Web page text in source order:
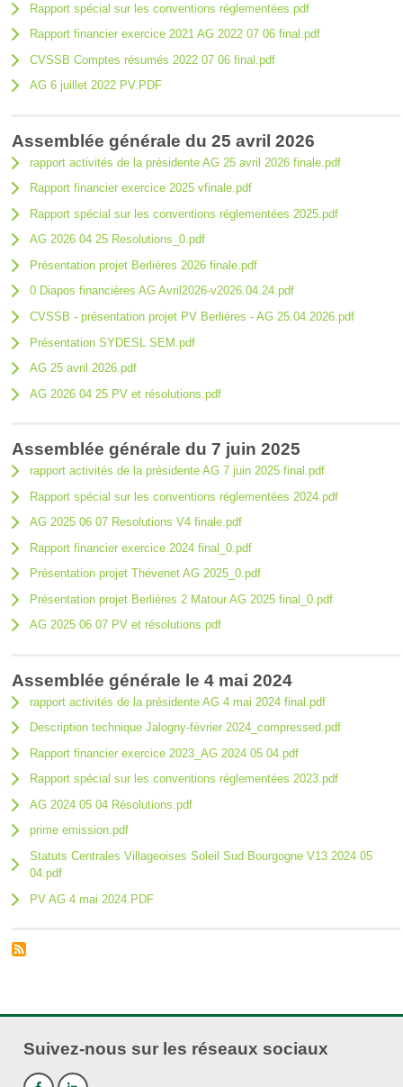
Rapport spécial sur les conventions réglementées.pdf
Rapport financier exercice 2021 AG 2022 07 06 final.pdf
CVSSB Comptes résumés 2022 07 06 final.pdf
AG 6 juillet 2022 PV.PDF
Assemblée générale du 25 avril 2026
rapport activités de la présidente AG 25 avril 2026 finale.pdf
Rapport financier exercice 2025 vfinale.pdf
Rapport spécial sur les conventions réglementées 2025.pdf
AG 2026 04 25 Resolutions_0.pdf
Présentation projet Berlières 2026 finale.pdf
0 Diapos financières AG Avril2026-v2026.04.24.pdf
CVSSB - présentation projet PV Berlières - AG 25.04.2026.pdf
Présentation SYDESL SEM.pdf
AG 25 avril 2026.pdf
AG 2026 04 25 PV et résolutions.pdf
Assemblée générale du 7 juin 2025
rapport activités de la présidente AG 7 juin 2025 final.pdf
Rapport spécial sur les conventions réglementées 2024.pdf
AG 2025 06 07 Resolutions V4 finale.pdf
Rapport financier exercice 2024 final_0.pdf
Présentation projet Thévenet AG 2025_0.pdf
Présentation projet Berlières 2 Matour AG 2025 final_0.pdf
AG 2025 06 07 PV et résolutions.pdf
Assemblée générale le 4 mai 2024
rapport activités de la présidente AG 4 mai 2024 final.pdf
Description technique Jalogny-février 2024_compressed.pdf
Rapport financier exercice 2023_AG 2024 05 04.pdf
Rapport spécial sur les conventions réglementées 2023.pdf
AG 2024 05 04 Résolutions.pdf
prime emission.pdf
Statuts Centrales Villageoises Soleil Sud Bourgogne V13 2024 05
04.pdf
PV AG 4 mai 2024.PDF
Suivez-nous sur les réseaux sociaux